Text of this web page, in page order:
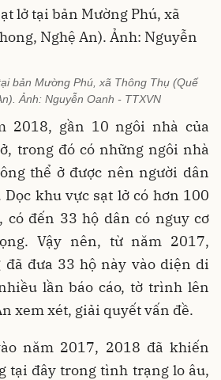
bản Mường Phú, xã Thông Thụ (Quế
Ảnh: Nguyễn Oanh - TTXVN
2018, gần 10 ngôi nhà của
trong đó có những ngôi nhà
thể ở được nên người dân
khu vực sạt lở có hơn 100
có đến 33 hộ dân có nguy cơ
Vậy nên, từ năm 2017,
đã đưa 33 hộ này vào diện di
lần báo cáo, tờ trình lên
xem xét, giải quyết vấn đề.
năm 2017, 2018 đã khiến
tại đây trong tình trạng lo âu,